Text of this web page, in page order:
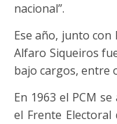
nacional”.
Ese año, junto
Alfaro Siqueiros
bajo cargos, entre
En 1963 el PCM
el Frente Electoral